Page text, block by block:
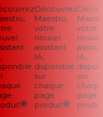
Découvrez
Maestro,
votre
nouvel
assistant
IA,
disponible
sur
chaque
page
produit
votre
nouvel
IA,
sur
chaque
page
produit